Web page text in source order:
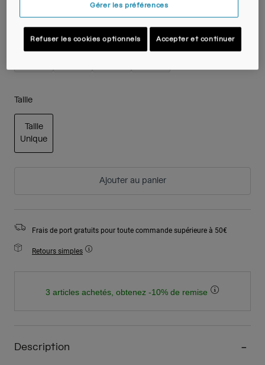
Couleur -
Taille
Taille
Unique
Ajouter au panier
Frais de port gratuits pour toute commande supérieure à 50€
Retours simples
3 articles achetés, obtenez -10% de remise
Description
Gérer les préférences
Refuser les cookies optionnels Accepter et continuer